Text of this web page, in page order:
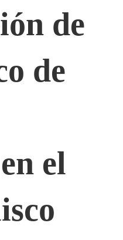
de
de
el